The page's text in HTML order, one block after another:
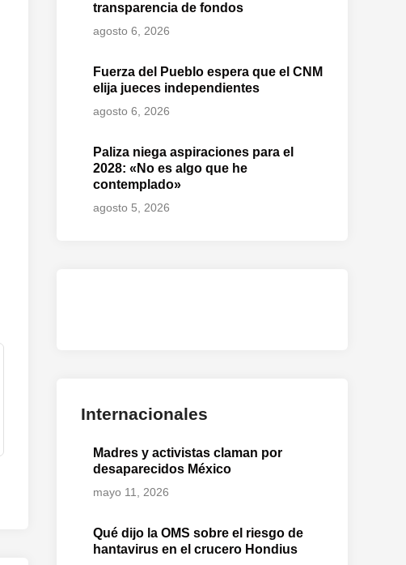
transparencia de fondos
agosto 6, 2026
Fuerza del Pueblo espera que el CNM
elija jueces independientes
agosto 6, 2026
Paliza niega aspiraciones para el
2028: «No es algo que he
contemplado»
agosto 5, 2026
Internacionales
Madres y activistas claman por
desaparecidos México
mayo 11, 2026
Qué dijo la OMS sobre el riesgo de
hantavirus en el crucero Hondius